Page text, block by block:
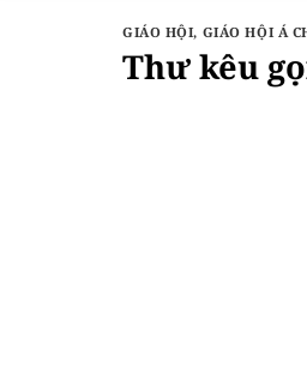
GIÁO HỘI, GIÁO HỘI Á
Thư kêu